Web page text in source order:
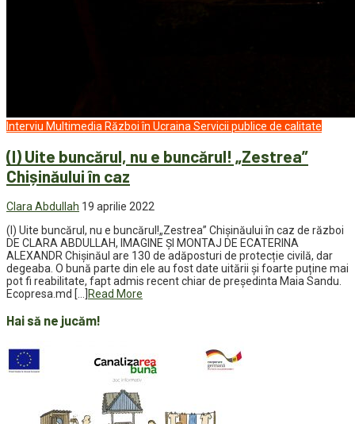
Interviu Multimedia Război în Ucraina Servicii publice de calitate
(I) Uite buncărul, nu e buncărul! „Zestrea”
Chișinăului în caz
Clara Abdullah 19 aprilie 2022
(I) Uite buncărul, nu e buncărul!„Zestrea” Chișinăului în caz de război
DE CLARA ABDULLAH, IMAGINE ȘI MONTAJ DE ECATERINA
ALEXANDR Chișinăul are 130 de adăposturi de protecție civilă, dar
degeaba. O bună parte din ele au fost date uitării și foarte puține mai
pot fi reabilitate, fapt admis recent chiar de președinta Maia Sandu.
Ecopresa.md […]Read More
Hai să ne jucăm!